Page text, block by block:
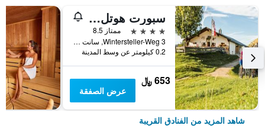
سبورت هوتل إستوريا
4 نجوم
ممتاز 8.5
Wintersteller-Weg 3, سانت جوهان ان تيرول, ولاية تيرول, النمسا
0.2 كيلومتر عن وسط المدينة
653 ﷼
عرض الصفقة
شاهد المزيد من الفنادق القريبة